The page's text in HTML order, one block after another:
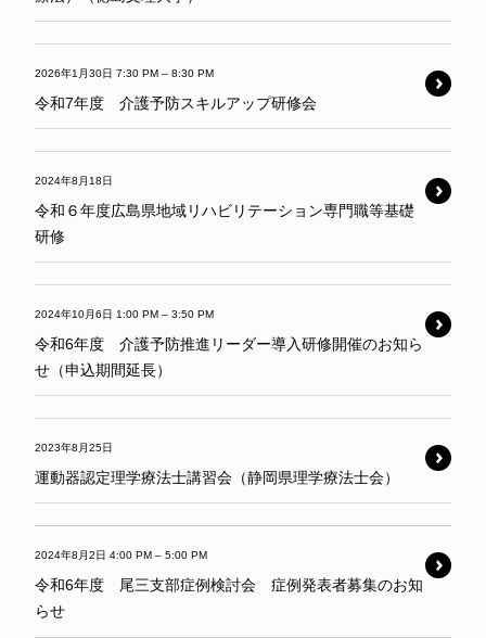
2026年1月30日 7:30 PM – 8:30 PM
令和7年度 介護予防スキルアップ研修会
2024年8月18日
令和６年度広島県地域リハビリテーション専門職等基礎
研修
2024年10月6日 1:00 PM – 3:50 PM
令和6年度 介護予防推進リーダー導入研修開催のお知ら
せ（申込期間延長）
2023年8月25日
運動器認定理学療法士講習会（静岡県理学療法士会）
2024年8月2日 4:00 PM – 5:00 PM
令和6年度 尾三支部症例検討会 症例発表者募集のお知
らせ